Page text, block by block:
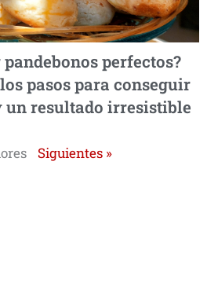
perfectos?
pasos para conseguir
un resultado irresistible
Siguientes »